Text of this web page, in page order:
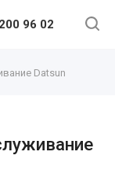
96 02
Datsun